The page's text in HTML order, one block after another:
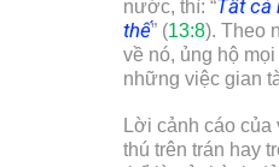
nước, thì: “Tất cả
thế” (13:8). Theo
về nó, ủng hộ
những việc gian
Lời cảnh cáo
thú trên trán hay